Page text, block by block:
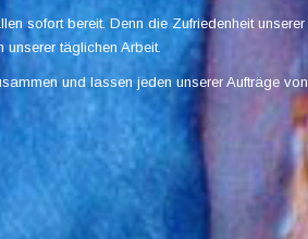
sofort bereit. Denn die Zufriedenheit unserer
täglichen Arbeit.
und lassen jeden unserer Aufträge von